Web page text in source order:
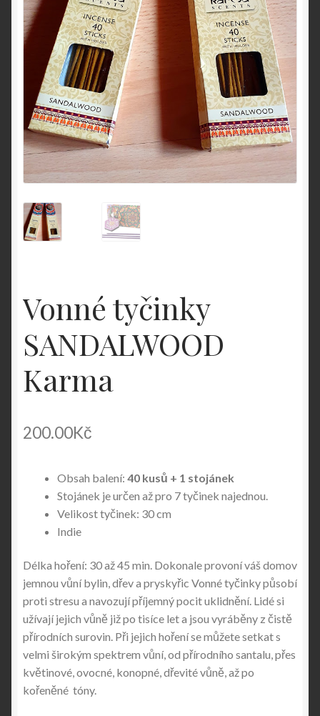
Vonné tyčinky
SANDALWOOD
Karma
200.00Kč
Obsah balení: 40 kusů + 1 stojánek
Stojánek je určen až pro 7 tyčinek najednou.
Velikost tyčinek: 30 cm
Indie
Délka hoření: 30 až 45 min. Dokonale provoní váš domov
jemnou vůní bylin, dřev a pryskyřic Vonné tyčinky působí
proti stresu a navozují příjemný pocit uklidnění. Lidé si
užívají jejich vůně již po tisíce let a jsou vyráběny z čistě
přírodních surovin. Při jejich hoření se můžete setkat s
velmi širokým spektrem vůní, od přírodního santalu, přes
květinové, ovocné, konopné, dřevité vůně, až po
kořeněné tóny.